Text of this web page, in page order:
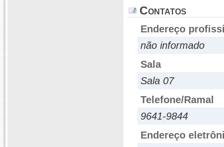
Contatos
Endereço
não informado
Sala
Sala 07
Telefone/Ramal
9641-9844
Endereço